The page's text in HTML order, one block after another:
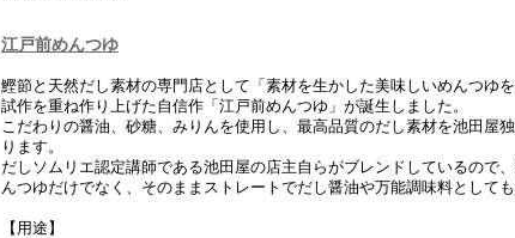
江戸前めんつゆ
鰹節と天然だし素材の専門店として「素材を生かした美味しいめんつゆ
試作を重ね作り上げた自信作「江戸前めんつゆ」が誕生しました。
こだわりの醤油、砂糖、みりんを使用し、最高品質のだし素材を池田屋
ります。
だしソムリエ認定講師である池田屋の店主自らがブレンドしているので
んつゆだけでなく、そのままストレートでだし醤油や万能調味料としても
【用途】